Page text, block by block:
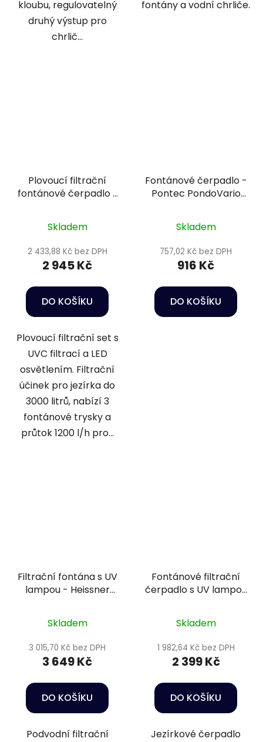
kloubu, regulovatelný
druhý výstup pro
chrlič...
fontány a vodní chrliče.
Plovoucí filtrační
fontánové čerpadlo s
3000
Skladem
2 433,88 Kč bez DPH
2 945 Kč
DO KOŠÍKU
Plovoucí filtrační set s
UVC filtrací a LED
osvětlením. Filtrační
účinek pro jezírka do
3000 litrů, nabízí 3
fontánové trysky a
průtok 1200 l/h pro...
Fontánové čerpadlo -
Pontec PondoVario
Skladem
757,02 Kč bez DPH
916 Kč
DO KOŠÍKU
Filtrační fontána s UV
lampou - Heissner
Skladem
3 015,70 Kč bez DPH
3 649 Kč
DO KOŠÍKU
Podvodní filtrační
Fontánové filtrační
čerpadlo s UV lampou
Skladem
1 982,64 Kč bez DPH
2 399 Kč
DO KOŠÍKU
Jezírkové čerpadlo